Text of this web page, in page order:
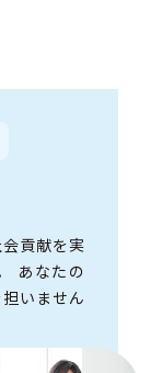
貢献を実
あなたの
いません